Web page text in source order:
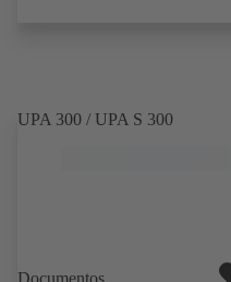
UPA 300 / UPA S 300
Documentos